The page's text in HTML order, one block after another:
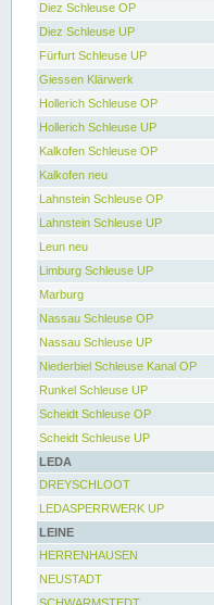
Diez Schleuse OP
Diez Schleuse UP
Fürfurt Schleuse UP
Giessen Klärwerk
Hollerich Schleuse OP
Hollerich Schleuse UP
Kalkofen Schleuse OP
Kalkofen neu
Lahnstein Schleuse OP
Lahnstein Schleuse UP
Leun neu
Limburg Schleuse UP
Marburg
Nassau Schleuse OP
Nassau Schleuse UP
Niederbiel Schleuse Kanal OP
Runkel Schleuse UP
Scheidt Schleuse OP
Scheidt Schleuse UP
LEDA
DREYSCHLOOT
LEDASPERRWERK UP
LEINE
HERRENHAUSEN
NEUSTADT